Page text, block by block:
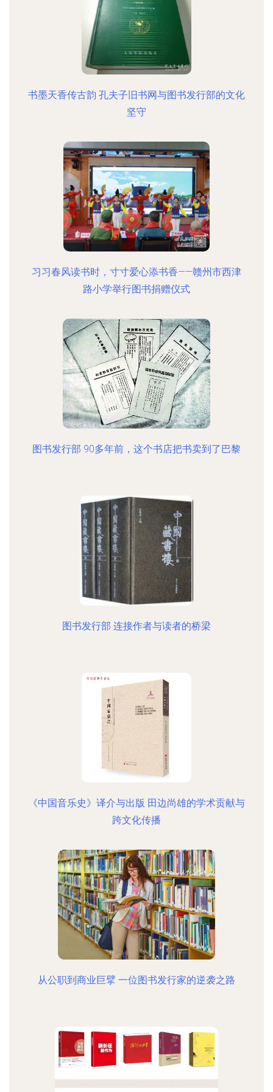
书墨天香传古韵 孔夫子旧书网与图书发行部的文化
坚守
习习春风读书时，寸寸爱心添书香——赣州市西津
路小学举行图书捐赠仪式
图书发行部 90多年前，这个书店把书卖到了巴黎
图书发行部 连接作者与读者的桥梁
《中国音乐史》译介与出版 田边尚雄的学术贡献与
跨文化传播
从公职到商业巨擘 一位图书发行家的逆袭之路